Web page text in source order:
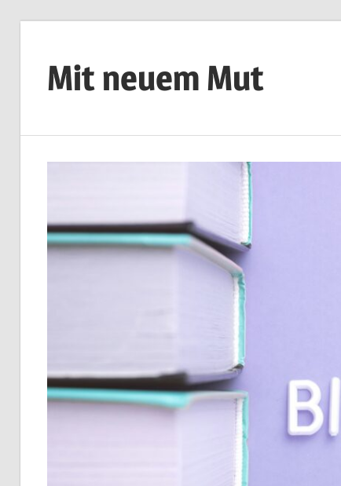
springenMit neuem Mut